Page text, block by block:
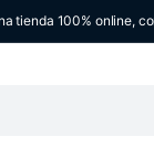
tienda 100% online,